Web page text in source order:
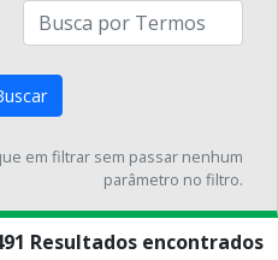
em filtrar sem passar nenhum
parâmetro no filtro.
Resultados encontrados